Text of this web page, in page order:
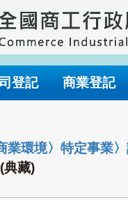
登記 商業登記
業環境〉特定事業〉
典藏)